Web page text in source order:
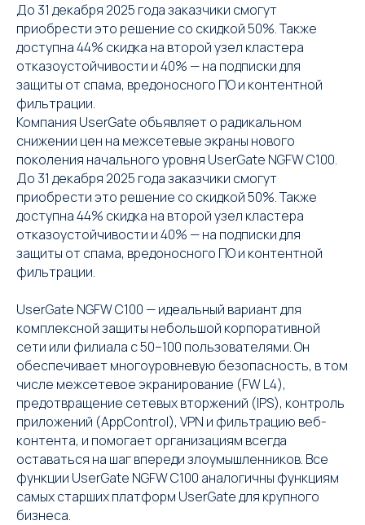
До 31 декабря 2025 года заказчики смогут
приобрести это решение со скидкой 50%. Также
доступна 44% скидка на второй узел кластера
отказоустойчивости и 40% — на подписки для
защиты от спама, вредоносного ПО и контентной
фильтрации.
Компания UserGate объявляет о радикальном
снижении цен на межсетевые экраны нового
поколения начального уровня UserGate NGFW C100.
До 31 декабря 2025 года заказчики смогут
приобрести это решение со скидкой 50%. Также
доступна 44% скидка на второй узел кластера
отказоустойчивости и 40% — на подписки для
защиты от спама, вредоносного ПО и контентной
фильтрации.
UserGate NGFW С100 — идеальный вариант для
комплексной защиты небольшой корпоративной
сети или филиала с 50–100 пользователями. Он
обеспечивает многоуровневую безопасность, в том
числе межсетевое экранирование (FW L4),
предотвращение сетевых вторжений (IPS), контроль
приложений (AppControl), VPN и фильтрацию веб-
контента, и помогает организациям всегда
оставаться на шаг впереди злоумышленников. Все
функции UserGate NGFW С100 аналогичны функциям
самых старших платформ UserGate для крупного
бизнеса.